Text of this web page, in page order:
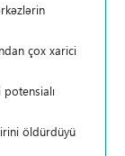
çox xarici
öldürdüyü